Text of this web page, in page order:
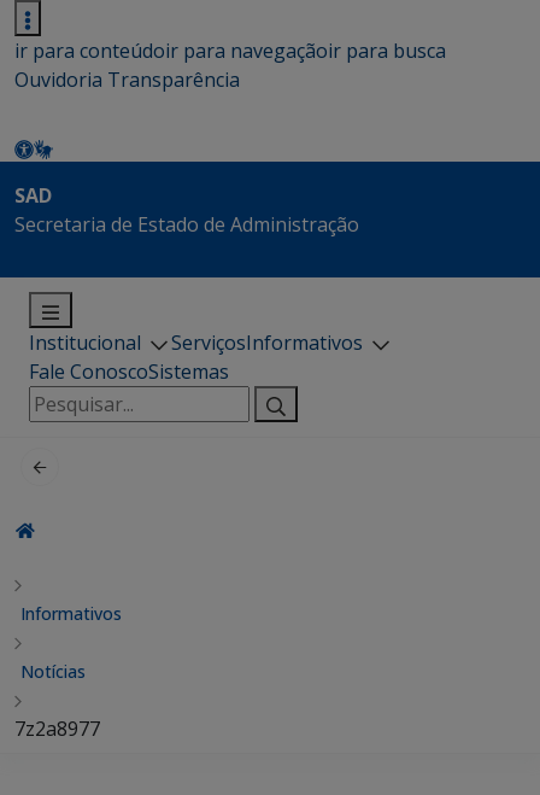
ir para conteúdoir para navegaçãoir para busca
Ouvidoria Transparência
SAD
Secretaria de Estado de Administração
Institucional ServiçosInformativos
Fale ConoscoSistemas
Pesquisar
por:
Informativos
Notícias
7z2a8977